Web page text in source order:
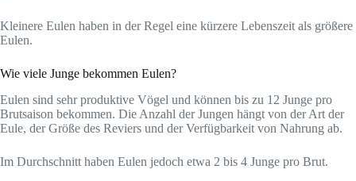
Kleinere Eulen haben in der Regel eine kürzere Lebenszeit als größere
Eulen.
Wie viele Junge bekommen Eulen?
Eulen sind sehr produktive Vögel und können bis zu 12 Junge pro
Brutsaison bekommen. Die Anzahl der Jungen hängt von der Art der
Eule, der Größe des Reviers und der Verfügbarkeit von Nahrung ab.
Im Durchschnitt haben Eulen jedoch etwa 2 bis 4 Junge pro Brut.